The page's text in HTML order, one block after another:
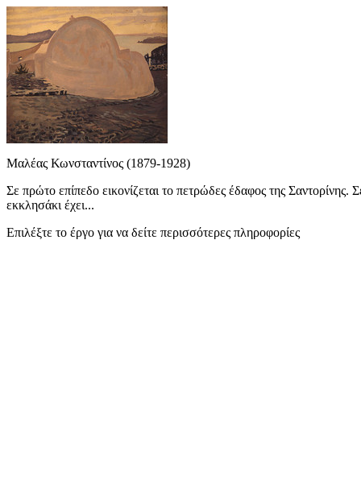
Μαλέας Κωνσταντίνος (1879-1928)
Σε πρώτο επίπεδο εικονίζεται το πετρώδες έδαφος της Σαντορίνης.
εκκλησάκι έχει...
Επιλέξτε το έργο για να δείτε περισσότερες πληροφορίες